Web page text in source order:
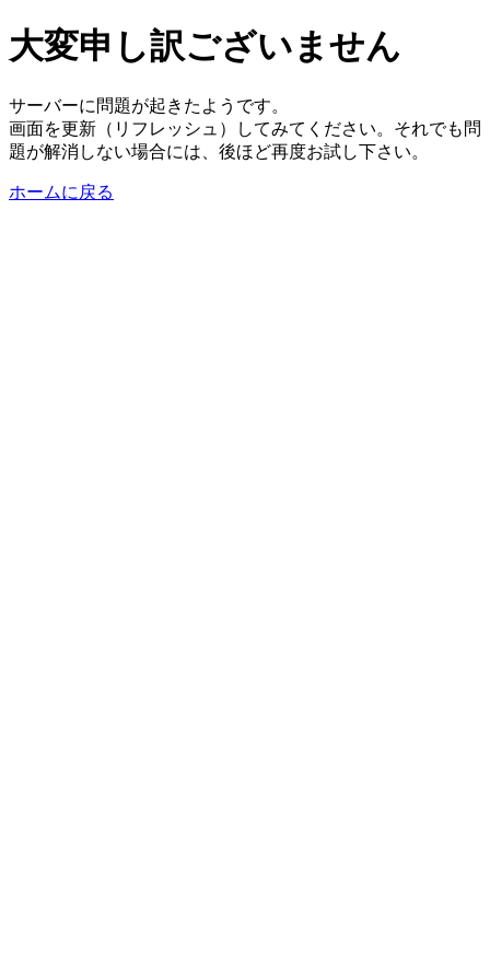
大変申し訳ございません
サーバーに問題が起きたようです。
画面を更新（リフレッシュ）してみてください。それでも問
題が解消しない場合には、後ほど再度お試し下さい。
ホームに戻る